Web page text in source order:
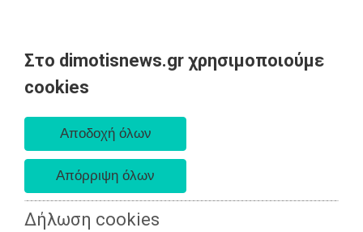
Στο dimotisnews.gr χρησιμοποιούμε
cookies
Δήλωση cookies
AΡΧΙΚΗ
ΕΙΔΗΣΕΙΣ
ΠΟΛΙΤΙΚΗ
ΤΟΠΙΚΗ
ΑΥΤΟΔΙΟΙΚΗΣΗ